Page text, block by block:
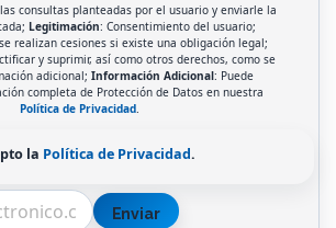
consultas planteadas por el usuario y enviarle la
Legitimación: Consentimiento del usuario;
realizan cesiones si existe una obligación legal;
y suprimir, así como otros derechos, como se
adicional;Información Adicional: Puede
completa de Protección de Datos en nuestra
Política de Privacidad
la Política de Privacidad.
Enviar